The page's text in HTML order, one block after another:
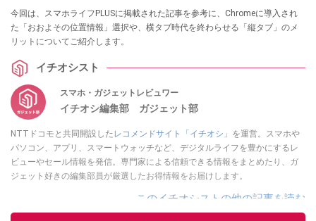
今回は、スマホライフPLUSに掲載された記事を参考に、Chromeに導入され
た「おおよその位置情報」選択や、横タブ時代を終わらせる「縦タブ」のメ
リットについてご紹介します。
イチオシスト
スマホ・ガジェットレビュワー
イチオシ編集部 ガジェット部
NTTドコモと共同開設した レコメンドサイト「イチオシ」 を運営。スマホや
パソコン、アプリ、スマートウォッチなど、デジタルライフを豊かにするレ
ビューやセール情報を発信。専門家による信頼できる情報をまとめたり、ガ
ジェット好きの編集部員が厳選したお得情報をお届けします。
このイチオシストの他の記事を読む